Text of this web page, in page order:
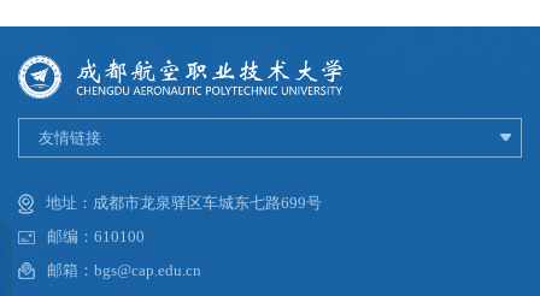
友情链接
地址：成都市龙泉驿区车城东七路699号
邮编：610100
邮箱：bgs@cap.edu.cn